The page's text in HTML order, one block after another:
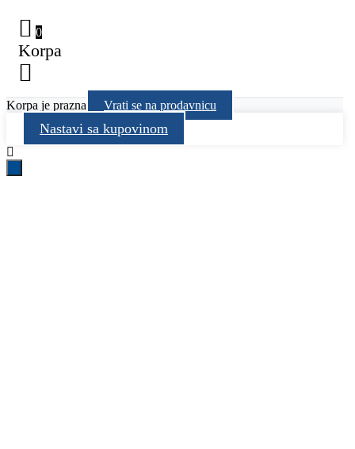
0
Korpa
Korpa je prazna Vrati se na prodavnicu
Nastavi sa kupovinom